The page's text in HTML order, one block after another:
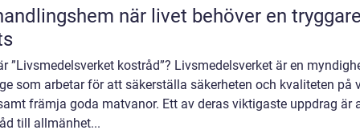
när livet behöver en tryggare
”Livsmedelsverket kostråd”? Livsmedelsverket är en
som arbetar för att säkerställa säkerheten och kvaliteten på
främja goda matvanor. Ett av deras viktigaste uppdrag är
till allmänhet...